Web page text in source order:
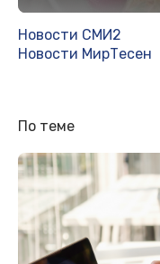
Новости СМИ2
Новости МирТесен
По теме